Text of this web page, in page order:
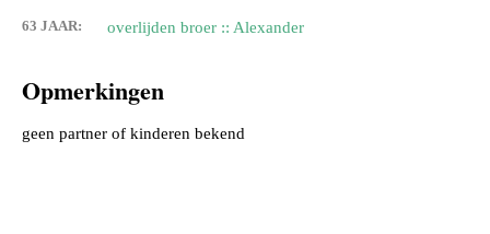
63 JAAR: overlijden broer :: Alexander
Opmerkingen
geen partner of kinderen bekend